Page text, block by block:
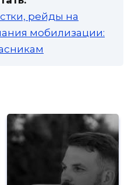
рейды на
мобилизации: